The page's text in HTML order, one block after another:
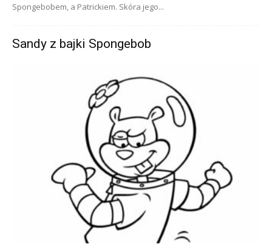
Spongebobem, a Patrickiem. Skóra jego...
Sandy z bajki Spongebob